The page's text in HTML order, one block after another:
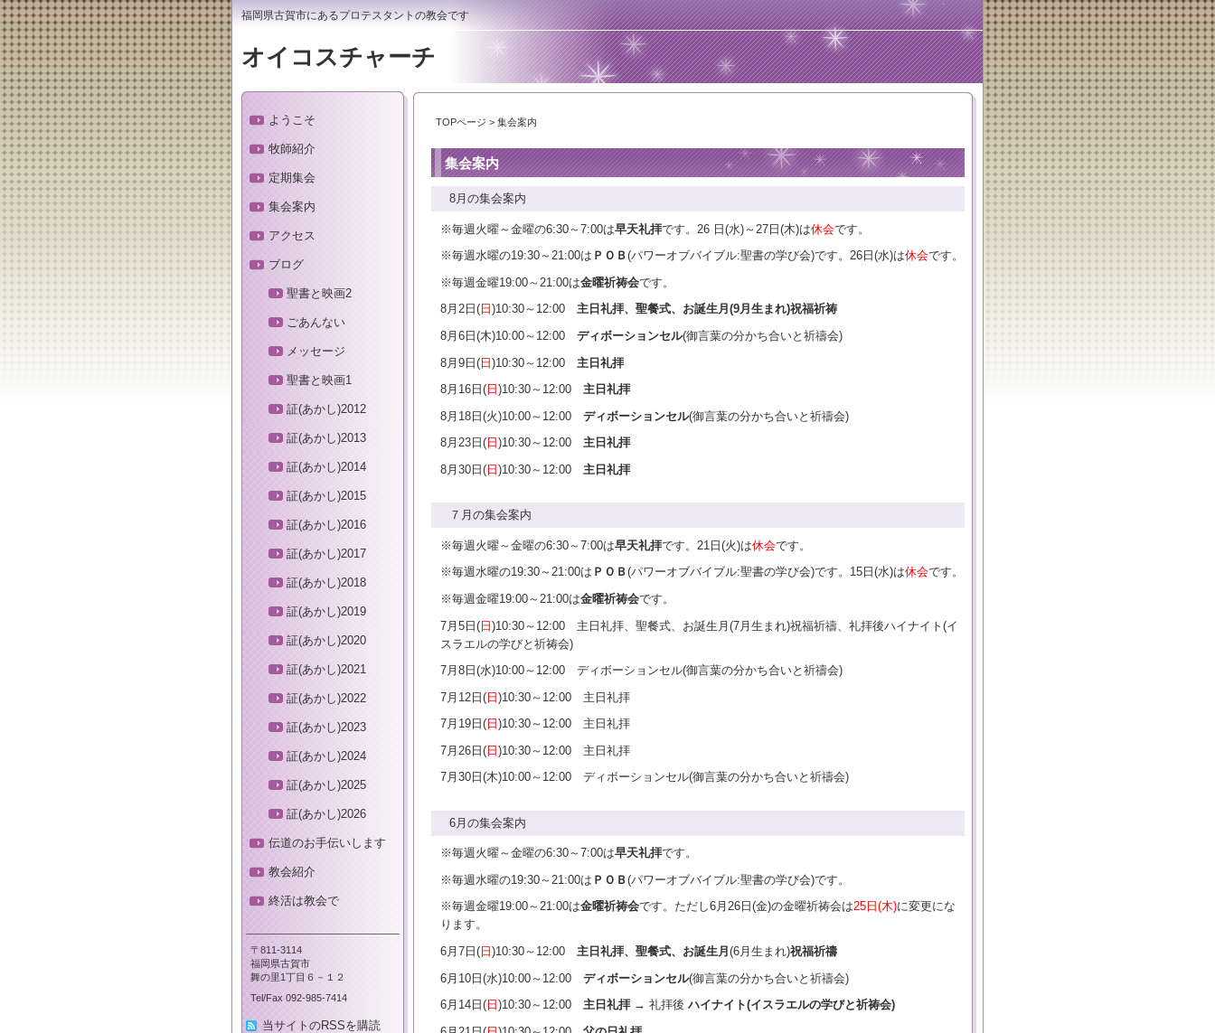
福岡県古賀市にあるプロテスタントの教会です
オイコスチャーチ
TOPページ > 集会案内
集会案内
8月の集会案内
※毎週火曜～金曜の6:30～7:00は早天礼拝です。26 日(水)～27日(木)は休会です。
※毎週水曜の19:30～21:00は ＰＯＢ(パワーオブバイブル:聖書の学び会)です。26日(水)は休会です。
※毎週金曜19:00～21:00は金曜祈祷会です。
8月2日( 日 )10:30～12:00 主日礼拝、聖餐式、お誕生月(9月生まれ)祝福祈祷
8月6日(木)10:00～12:00 ディボーションセル(御言葉の分かち合いと祈禱会)
8月9日(日)10:30～12:00 主日礼拝
8月16日( 日 )10:30～12:00 主日礼拝
8月18日(火)10:00～12:00 ディボーションセル(御言葉の分かち合いと祈禱会)
8月23日( 日 )10:30～12:00 主日礼拝
8月30日( 日 )10:30～12:00 主日礼拝
７月の集会案内
※毎週火曜～金曜の6:30～7:00は早天礼拝です。21日(火)は休会です。
※毎週水曜の19:30～21:00は ＰＯＢ(パワーオブバイブル:聖書の学び会)です。15日(水)は休会です。
※毎週金曜19:00～21:00は金曜祈祷会です。
7月5日(日)10:30～12:00 主日礼拝、聖餐式、お誕生月(7月生まれ)祝福祈禱、礼拝後ハイナイト(イ
スラエルの学びと祈祷会)
7月8日(水)10:00～12:00 ディボーションセル(御言葉の分かち合いと祈禱会)
7月12日(日)10:30～12:00 主日礼拝
7月19日( 日 )10:30～12:00 主日礼拝
7月26日( 日 )10:30～12:00 主日礼拝
7月30日(木)10:00～12:00 ディボーションセル(御言葉の分かち合いと祈禱会)
6月の集会案内
※毎週火曜～金曜の6:30～7:00は早天礼拝です。
※毎週水曜の19:30～21:00は ＰＯＢ(パワーオブバイブル:聖書の学び会)です。
※毎週金曜19:00～21:00は金曜祈祷会です。ただし6月26日(金)の金曜祈祷会は25日 (木)に変更にな
ります。
6月7日( 日 )10:30～12:00 主日礼拝、聖餐式、お誕生月 (6月生まれ)祝福祈禱
6月10日(水)10:00～12:00 ディボーションセル(御言葉の分かち合いと祈禱会)
6月14日( 日 )10:30～12:00 主日礼拝→ 礼拝後 ハイナイト(イスラエルの学びと祈祷会)
ようこそ
牧師紹介
定期集会
集会案内
アクセス
ブログ
聖書と映画2
ごあんない
メッセージ
聖書と映画1
証(あかし)2012
証(あかし)2013
証(あかし)2014
証(あかし)2015
証(あかし)2016
証(あかし)2017
証(あかし)2018
証(あかし)2019
証(あかし)2020
証(あかし)2021
証(あかし)2022
証(あかし)2023
証(あかし)2024
証(あかし)2025
証(あかし)2026
伝道のお手伝いします
教会紹介
終活は教会で
〒811-3114
福岡県古賀市
舞の里1丁目６－１２
Tel/Fax 092-985-7414
当サイトのRSSを購読